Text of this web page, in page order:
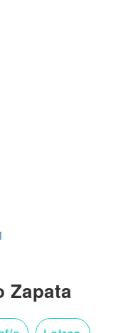
Zapata